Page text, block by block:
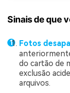
Sinais de que
Fotos
do cartão de
exclusão
arquivos.